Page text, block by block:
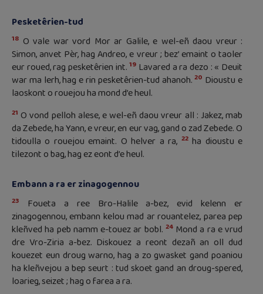
Pesketêrien-tud
18 O vale war vord Mor ar Galile, e wel-eñ daou vreur :
Simon, anvet Pèr, hag Andreo, e vreur ; bez’ emaint o taoler
eur roued, rag pesketêrien int.19 Lavared a ra dezo : « Deuit
war ma lerh, hag e rin pesketêrien-tud ahanoh.20 Dioustu e
laoskont o rouejou ha mond d’e heul.
21 O vond pelloh alese, e wel-eñ daou vreur all : Jakez, mab
da Zebede, ha Yann, e vreur, en eur vag, gand o zad Zebede. O
tidoulla o rouejou emaint. O helver a ra, 22ha dioustu e
tilezont o bag, hag ez eont d’e heul.
Embann a ra er zinagogennou
23
Foueta a ree Bro-Halile a-bez, evid kelenn er
zinagogennou, embann kelou mad ar rouantelez, parea pep
kleñved ha peb namm e-touez ar bobl. 24Mond a ra e vrud
dre Vro-Ziria a-bez. Diskouez a reont dezañ an oll dud
kouezet eun droug warno, hag a zo gwasket gand poaniou
ha kleñvejou a bep seurt : tud skoet gand an droug-spered,
loarieg, seizet ; hag o farea a ra.